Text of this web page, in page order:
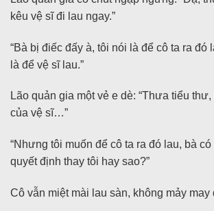
kêu vệ sĩ đi lau ngay.”
“Bà bị điếc đấy à, tôi nói là để cô ta ra đó
là để vệ sĩ lau.”
Lão quản gia một vẻ e dè: “Thưa tiểu
của vệ sĩ…”
“Nhưng tôi muốn để cô ta ra đó lau, bà
quyết định thay tôi hay sao?”
Cô vẫn miệt mài lau sàn, không mảy may